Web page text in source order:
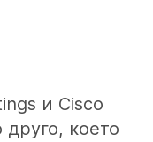
и Cisco
което